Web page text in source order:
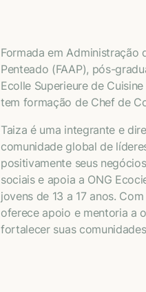
Formada em Administração
Penteado (FAAP), pós-
Ecolle Superieure de
tem formação de Chef de
Taiza é uma integrante e
comunidade global de
positivamente seus
sociais e apoia a ONG
jovens de 13 a 17 anos.
oferece apoio e mentoria a
fortalecer suas